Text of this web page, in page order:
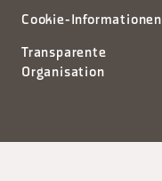
Cookie-Informationen
Transparente
Organisation